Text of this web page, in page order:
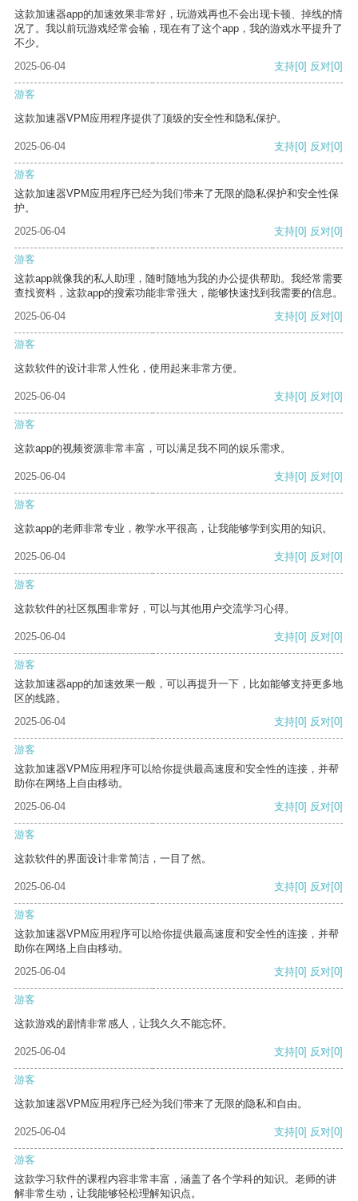
这款加速器app的加速效果非常好，玩游戏再也不会出现卡顿、掉线的情
况了。我以前玩游戏经常会输，现在有了这个app，我的游戏水平提升了
不少。
2025-06-04
支持[0] 反对[0]
游客
这款加速器VPM应用程序提供了顶级的安全性和隐私保护。
2025-06-04 支持[0] 反对[0]
游客
这款加速器VPM应用程序已经为我们带来了无限的隐私保护和安全性保
护。
2025-06-04
支持[0] 反对[0]
游客
这款app就像我的私人助理，随时随地为我的办公提供帮助。我经常需要
查找资料，这款app的搜索功能非常强大，能够快速找到我需要的信息。
2025-06-04
支持[0] 反对[0]
游客
这款软件的设计非常人性化，使用起来非常方便。
2025-06-04 支持[0] 反对[0]
游客
这款app的视频资源非常丰富，可以满足我不同的娱乐需求。
2025-06-04 支持[0] 反对[0]
游客
这款app的老师非常专业，教学水平很高，让我能够学到实用的知识。
2025-06-04 支持[0] 反对[0]
游客
这款软件的社区氛围非常好，可以与其他用户交流学习心得。
2025-06-04 支持[0] 反对[0]
游客
这款加速器app的加速效果一般，可以再提升一下，比如能够支持更多地
区的线路。
2025-06-04
支持[0] 反对[0]
游客
这款加速器VPM应用程序可以给你提供最高速度和安全性的连接，并帮
助你在网络上自由移动。
2025-06-04
支持[0] 反对[0]
游客
这款软件的界面设计非常简洁，一目了然。
2025-06-04 支持[0] 反对[0]
游客
这款加速器VPM应用程序可以给你提供最高速度和安全性的连接，并帮
助你在网络上自由移动。
2025-06-04
支持[0] 反对[0]
游客
这款游戏的剧情非常感人，让我久久不能忘怀。
2025-06-04 支持[0] 反对[0]
游客
这款加速器VPM应用程序已经为我们带来了无限的隐私和自由。
2025-06-04 支持[0] 反对[0]
游客
这款学习软件的课程内容非常丰富，涵盖了各个学科的知识。老师的讲
解非常生动，让我能够轻松理解知识点。